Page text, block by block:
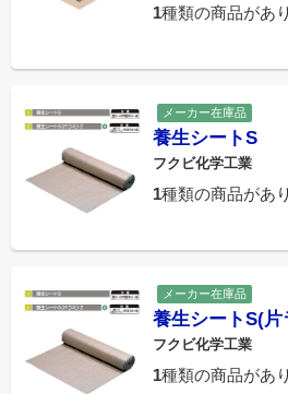
1種類の商品があ
メーカー在庫品
養生シートS
フクビ化学工業
1種類の商品があ
メーカー在庫品
養生シートS(片
フクビ化学工業
1種類の商品があ